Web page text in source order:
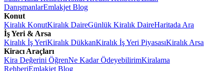
DanışmanlarEmlakjet Blog
Konut
Kiralık KonutKiralık DaireGünlük Kiralık DaireHaritada Ara
İş Yeri & Arsa
Kiralık İş YeriKiralık DükkanKiralık İş Yeri PiyasasıKiralık Arsa
Kiracı Araçları
Kira Değerini ÖğrenNe Kadar ÖdeyebilirimKiralama
RehberiEmlakjet Blog